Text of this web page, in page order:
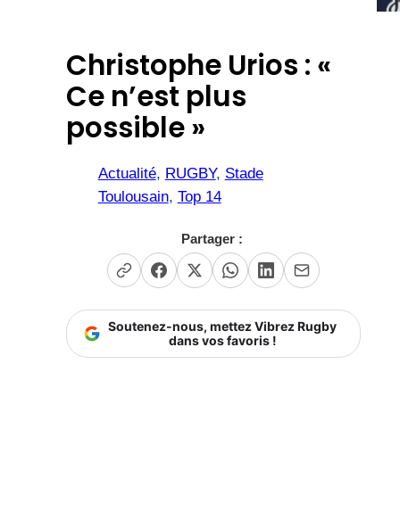
Christophe Urios : «
Ce n’est plus
possible »
Actualité, RUGBY, Stade
Toulousain, Top 14
Partager :
Soutenez-nous, mettez Vibrez Rugby
dans vos favoris !